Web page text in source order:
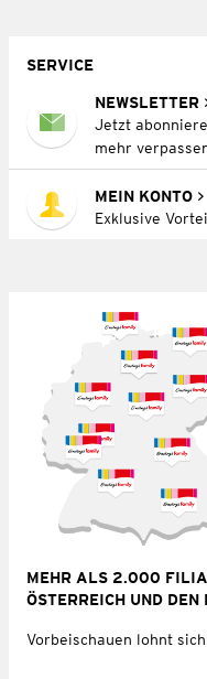
SERVICE
NEWSLETTER
Jetzt
mehr
MEIN KONTO
Exklusive
MEHR ALS 2.000
ÖSTERREICH UND
Vorbeischauen lohnt